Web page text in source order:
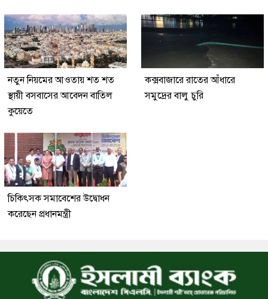
নতুন নিয়মের আওতায় শত শত
স্থায়ী বসবাসের আবেদন বাতিল
কুয়েতে
কক্সবাজারে রাতের আঁধারে
সমুদ্রের বালু চুরি
চিকিৎসক সমাবেশের উদ্বোধন
করেছেন প্রধানমন্ত্রী